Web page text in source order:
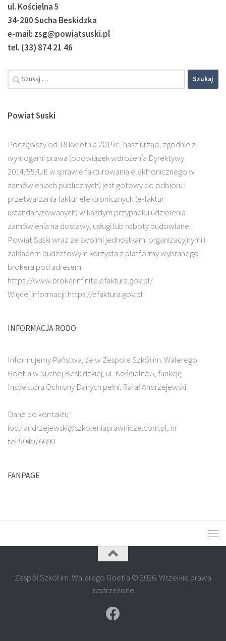
ul. Kościelna 5
34-200 Sucha Beskidzka
e-mail: zsg@powiatsuski.pl
tel. (33) 874 21 46
Szukaj:
Powiat Suski
Począwszy od 18 kwietnia 2019 r., nasz urząd, zgodnie z
wymogami prawa (obowiązek wdrożenia Dyrektywy
2014/55/UE w sprawie fakturowania elektronicznego w
zamówieniach publicznych) jest gotowy do odbioru i
przetwarzania faktur elektronicznych (e-faktur
ustandaryzowanych) w każdym przypadku udzielenia
zamówienia na dostawy, usługi lub roboty budowlane.
Powiat Suski wraz ze swoimi jednostkami organizacyjnymi i
zakładem budżetowym korzysta z platformy wybranego
brokera pod adresem:
https://www.brokerinfinite.efaktura.gov.pl/
Więcej informacji: https://efaktura.gov.pl
INFORMACJA RODO
Informujemy Państwa, że w Zespole Szkół im. Walerego
Goetla w Suchej Beskidzkiej, ul. Kościelna 5, funkcję
Inspektora Ochrony Danych pełni: Rafał Andrzejewski
Dane do kontaktu :
iod.r.andrzejewski@szkoleniaprawnicze.com.pl, nr
tel:504976690
FANPAGE
Zespół Szkół im. Walerego Goetla © 2026. Wszelkie prawa
zastrzeżone